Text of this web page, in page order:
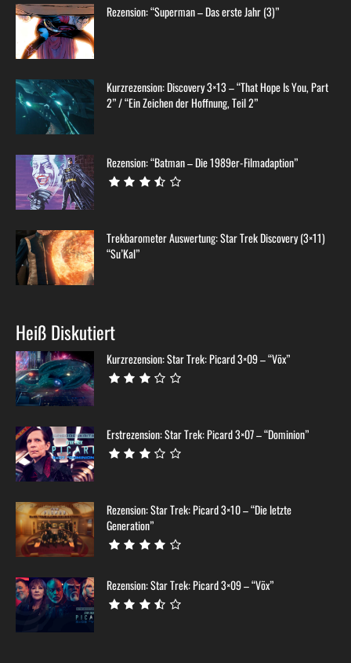
Rezension: “Superman – Das erste Jahr (3)”
Kurzrezension: Discovery 3×13 – “That Hope Is You, Part
2” / “Ein Zeichen der Hoffnung, Teil 2”
Rezension: “Batman – Die 1989er-Filmadaption”
Trekbarometer Auswertung: Star Trek Discovery (3×11)
“Su’Kal”
Heiß Diskutiert
Kurzrezension: Star Trek: Picard 3×09 – “Võx”
Erstrezension: Star Trek: Picard 3×07 – “Dominion”
Rezension: Star Trek: Picard 3×10 – “Die letzte
Generation”
Rezension: Star Trek: Picard 3×09 – “Võx”